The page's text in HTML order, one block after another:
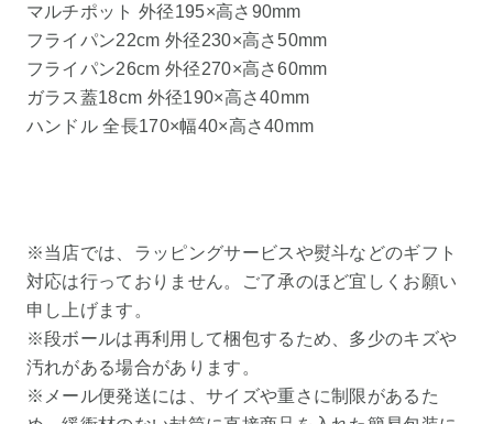
マルチポット 外径195×高さ90mm
フライパン22cm 外径230×高さ50mm
フライパン26cm 外径270×高さ60mm
ガラス蓋18cm 外径190×高さ40mm
ハンドル 全長170×幅40×高さ40mm
※当店では、ラッピングサービスや熨斗などのギフト
対応は行っておりません。ご了承のほど宜しくお願い
申し上げます。
※段ボールは再利用して梱包するため、多少のキズや
汚れがある場合があります。
※メール便発送には、サイズや重さに制限があるた